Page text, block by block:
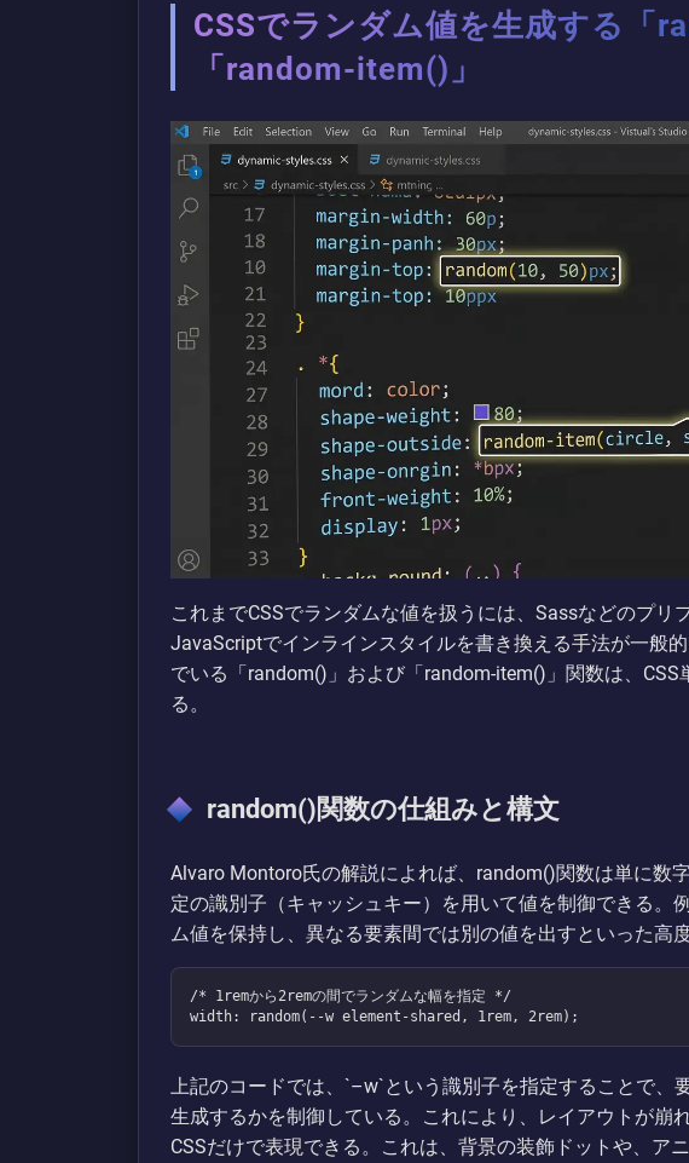
CSSでランダム値を生成する「
「random-item()」
これまでCSSでランダムな値を扱うには、Sassなどのプリ
JavaScriptでインラインスタイルを書き換える手法が一般
でいる「random()」および「random-item()」関数は、
る。
random()関数の仕組みと構文
Alvaro Montoro氏の解説によれば、random()関数は単に数
定の識別子（キャッシュキー）を用いて値を制御できる。
ム値を保持し、異なる要素間では別の値を出すといった高
/* 1remから2remの間でランダムな幅を指定 */
width: random(--w element-shared, 1rem, 2rem);
上記のコードでは、`–w`という識別子を指定することで、
生成するかを制御している。これにより、レイアウトが崩
CSSだけで表現できる。これは、背景の装飾ドットや、ア